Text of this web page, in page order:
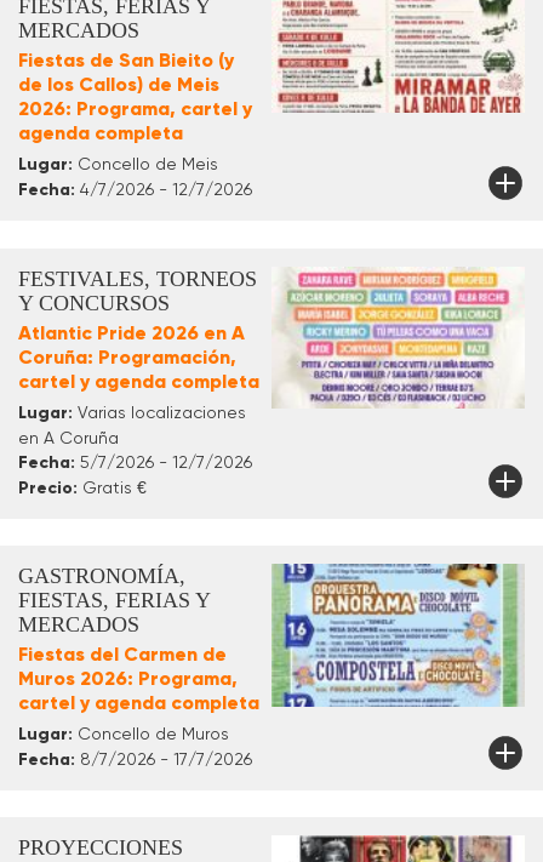
FIESTAS, FERIAS Y
MERCADOS
Fiestas de San Bieito (y
de los Callos) de Meis
2026: Programa, cartel y
agenda completa
Lugar: Concello de Meis
Fecha: 4/7/2026 - 12/7/2026
FESTIVALES, TORNEOS
Y CONCURSOS
Atlantic Pride 2026 en A
Coruña: Programación,
cartel y agenda completa
Lugar: Varias localizaciones
en A Coruña
Fecha: 5/7/2026 - 12/7/2026
Precio: Gratis €
GASTRONOMÍA,
FIESTAS, FERIAS Y
MERCADOS
Fiestas del Carmen de
Muros 2026: Programa,
cartel y agenda completa
Lugar: Concello de Muros
Fecha: 8/7/2026 - 17/7/2026
PROYECCIONES